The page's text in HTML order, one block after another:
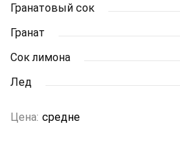
Гранатовый сок
Гранат
Сок лимона
Лед
Цена: средне